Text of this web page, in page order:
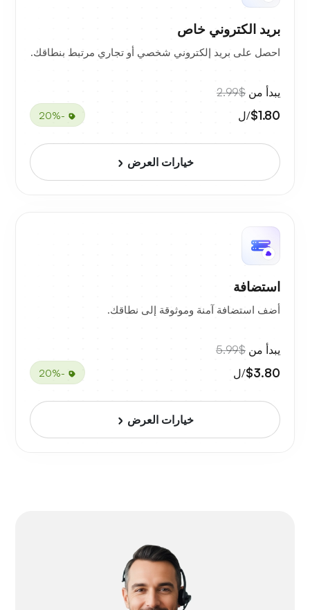
بريد الكتروني خاص
احصل على بريد إلكتروني شخصي أو تجاري مرتبط بنطاقك.
يبدأ من $2.99
$1.80/ل -20%
خيارات العرض
استضافة
أضف استضافة آمنة وموثوقة إلى نطاقك.
يبدأ من $5.99
$3.80/ل -20%
خيارات العرض